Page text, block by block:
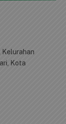
Kelurahan
Kota